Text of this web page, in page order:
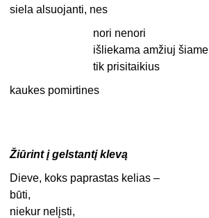
siela alsuojanti, nes
nori nenori
išliekama amžiuj šiame
tik prisitaikius
kaukes pomirtines
Žiūrint į gelstantį klevą
Dieve, koks paprastas kelias –
būti,
niekur nelįsti,